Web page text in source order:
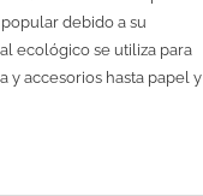
debido a su
ecológico se utiliza para
y accesorios hasta papel y